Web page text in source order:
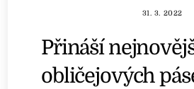
31. 3. 2022
Přináší
obličejových